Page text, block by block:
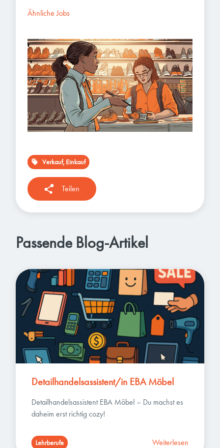
Ähnliche Jobs
Verkauf, Einkauf
Teilen
Passende Blog-Artikel
Detailhandelsassistent/in EBA Möbel
Detailhandelsassistent EBA Möbel – Du machst es
daheim erst richtig cozy!
Lehrberufe Weiterlesen